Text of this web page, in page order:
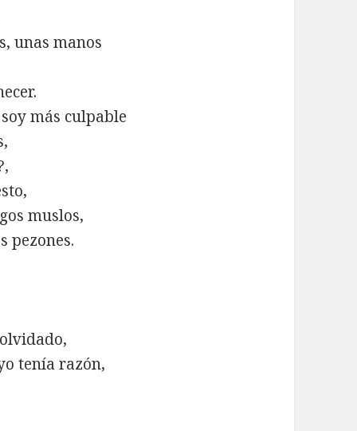
unas manos
más culpable
muslos,
pezones.
tenía razón,